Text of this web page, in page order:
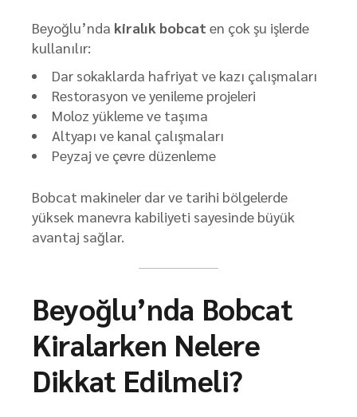
Beyoğlu’nda kiralık bobcat en çok şu işlerde
kullanılır:
Dar sokaklarda hafriyat ve kazı çalışmaları
Restorasyon ve yenileme projeleri
Moloz yükleme ve taşıma
Altyapı ve kanal çalışmaları
Peyzaj ve çevre düzenleme
Bobcat makineler dar ve tarihi bölgelerde
yüksek manevra kabiliyeti sayesinde büyük
avantaj sağlar.
Beyoğlu’nda Bobcat
Kiralarken Nelere
Dikkat Edilmeli?